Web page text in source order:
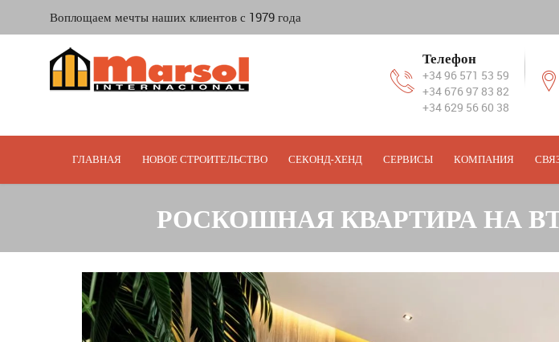
Воплощаем мечты наших клиентов с 1979 года
Телефон
+34 96 571 53 59
+34 676 97 83 82
+34 629 56 60 38
ГЛАВНАЯ НОВОЕ СТРОИТЕЛЬСТВО СЕКОНД-ХЕНД СЕРВИСЫ КОМПАНИЯ
РОСКОШНАЯ КВАРТИРА НА